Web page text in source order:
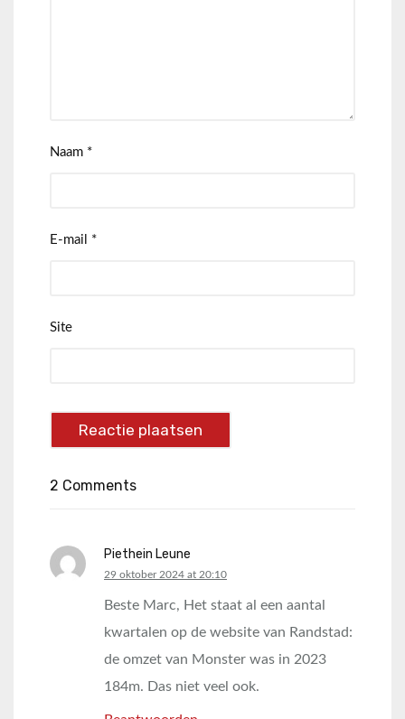
Naam *
E-mail *
Site
2 Comments
Piethein Leune
says:
29 oktober 2024 at 20:10
Beste Marc, Het staat al een aantal
kwartalen op de website van Randstad:
de omzet van Monster was in 2023
184m. Das niet veel ook.